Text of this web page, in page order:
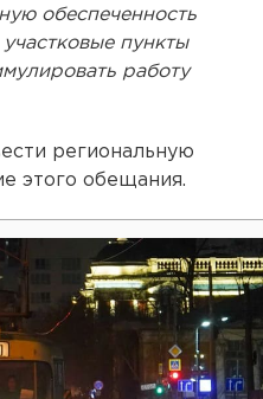
обеспеченность
пункты
работу
региональную
этого обещания.